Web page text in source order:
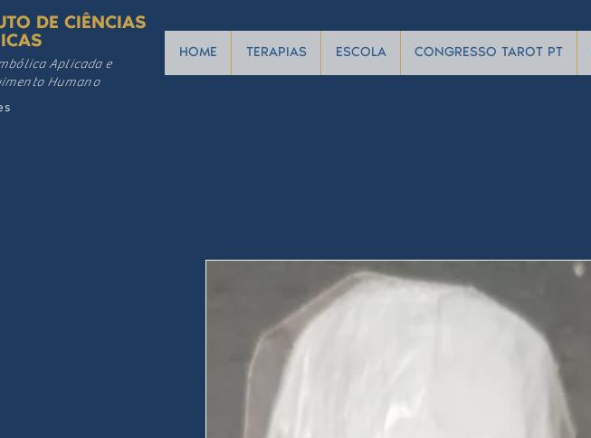
DE CIÊNCIAS
Aplicada e
Humano
HOME TERAPIAS ESCOLA CONGRESSO TAROT PT